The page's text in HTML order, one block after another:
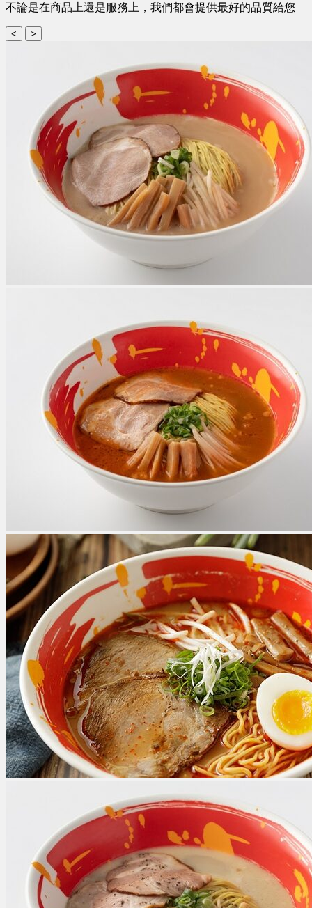
不論是在商品上還是服務上，我們都會提供最好的品質給您
< >